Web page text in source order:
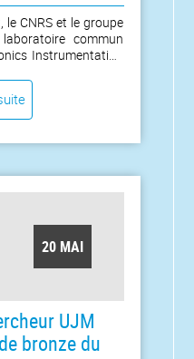
le CNRS et le groupe
commun
Instrumentation
l’Université Jean
destiné à concevoir
de technologies de
20 MAI
UJM
bronze du